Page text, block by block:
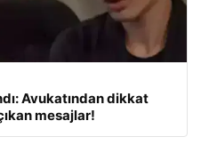
Avukatından dikkat
mesajlar!